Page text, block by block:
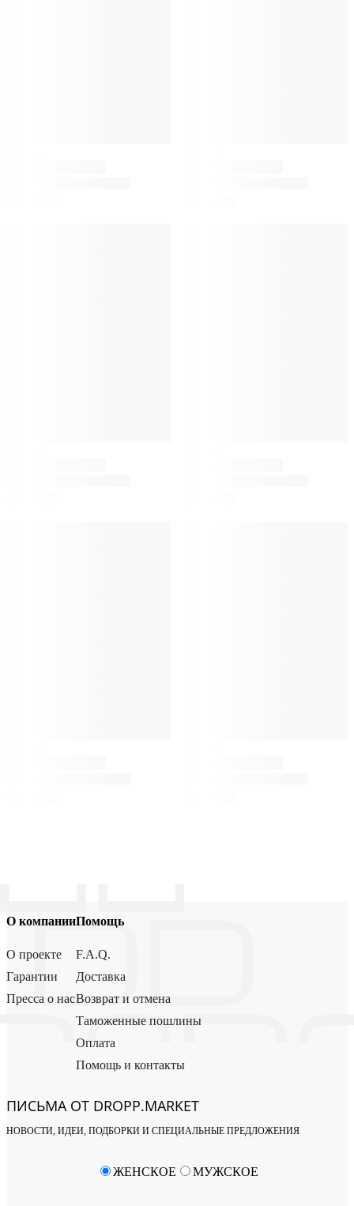
О компании
О проекте
Гарантии
Пресса о нас
Помощь
F.A.Q.
Доставка
Возврат и отмена
Таможенные пошлины
Оплата
Помощь и контакты
ПИСЬМА ОТ DROPP.MARKET
НОВОСТИ, ИДЕИ, ПОДБОРКИ И СПЕЦИАЛЬНЫЕ ПРЕДЛОЖЕНИЯ
ЖЕНСКОЕ МУЖСКОЕ